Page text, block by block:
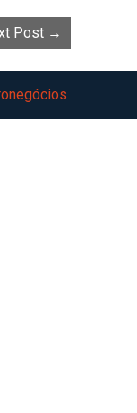
Post →
.